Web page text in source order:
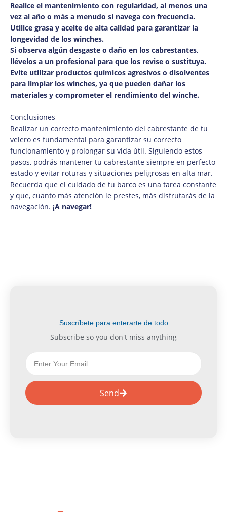
Realice el mantenimiento con regularidad, al menos una
vez al año o más a menudo si navega con frecuencia.
Utilice grasa y aceite de alta calidad para garantizar la
longevidad de los winches.
Si observa algún desgaste o daño en los cabrestantes,
llévelos a un profesional para que los revise o sustituya.
Evite utilizar productos químicos agresivos o disolventes
para limpiar los winches, ya que pueden dañar los
materiales y comprometer el rendimiento del winche.
Conclusiones
Realizar un correcto mantenimiento del cabrestante de tu
velero es fundamental para garantizar su correcto
funcionamiento y prolongar su vida útil. Siguiendo estos
pasos, podrás mantener tu cabrestante siempre en perfecto
estado y evitar roturas y situaciones peligrosas en alta mar.
Recuerda que el cuidado de tu barco es una tarea constante
y que, cuanto más atención le prestes, más disfrutarás de la
navegación. ¡A navegar!
Suscríbete para enterarte de todo
Subscribe so you don't miss anything
i
l
Send